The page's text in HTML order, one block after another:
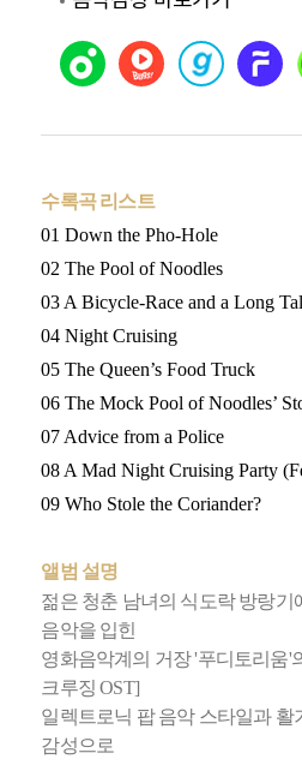
수록곡 리스트
01 Down the Pho-Hole
02 The Pool of Noodles
03 A Bicycle-Race and a Long
04 Night Cruising
05 The Queen’s Food Truck
06 The Mock Pool of Noodles’
07 Advice from a Police
08 A Mad Night Cruising Party
09 Who Stole the Coriander?
앨범 설명
젊은 청춘 남녀의 식도락 방랑기
음악을 입힌
영화음악계의 거장 '푸디토리움'
크루징 OST]
일렉트로닉 팝 음악 스타일과 활
감성으로